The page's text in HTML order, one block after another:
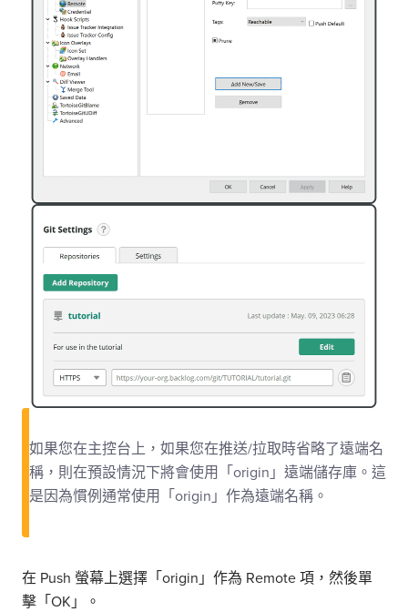
如果您在主控台上，如果您在推送/拉取時省略了遠端名
稱，則在預設情況下將會使用「origin」遠端儲存庫。這
是因為慣例通常使用「origin」作為遠端名稱。
在 Push 螢幕上選擇「origin」作為 Remote 項，然後單
擊「OK」。